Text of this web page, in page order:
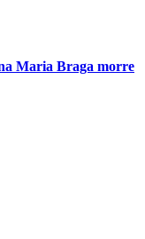
Maria Braga morre